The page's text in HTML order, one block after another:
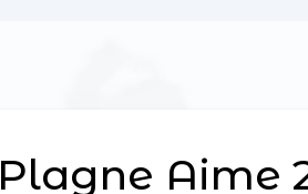
Plagne Aime